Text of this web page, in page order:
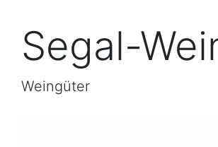
Segal-
Weingüter